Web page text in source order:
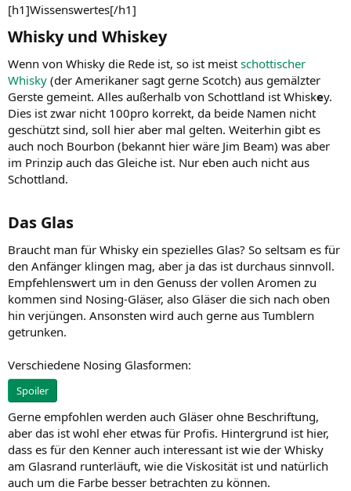
[h1]Wissenswertes[/h1]
Whisky und Whiskey​
Wenn von Whisky die Rede ist, so ist meist schottischer
Whisky (der Amerikaner sagt gerne Scotch) aus gemälzter
Gerste gemeint. Alles außerhalb von Schottland ist Whiskey.
Dies ist zwar nicht 100pro korrekt, da beide Namen nicht
geschützt sind, soll hier aber mal gelten. Weiterhin gibt es
auch noch Bourbon (bekannt hier wäre Jim Beam) was aber
im Prinzip auch das Gleiche ist. Nur eben auch nicht aus
Schottland.
Das Glas​
Braucht man für Whisky ein spezielles Glas? So seltsam es für
den Anfänger klingen mag, aber ja das ist durchaus sinnvoll.
Empfehlenswert um in den Genuss der vollen Aromen zu
kommen sind Nosing-Gläser, also Gläser die sich nach oben
hin verjüngen. Ansonsten wird auch gerne aus Tumblern
getrunken.
Verschiedene Nosing Glasformen:
Spoiler
Gerne empfohlen werden auch Gläser ohne Beschriftung,
aber das ist wohl eher etwas für Profis. Hintergrund ist hier,
dass es für den Kenner auch interessant ist wie der Whisky
am Glasrand runterläuft, wie die Viskosität ist und natürlich
auch um die Farbe besser betrachten zu können.